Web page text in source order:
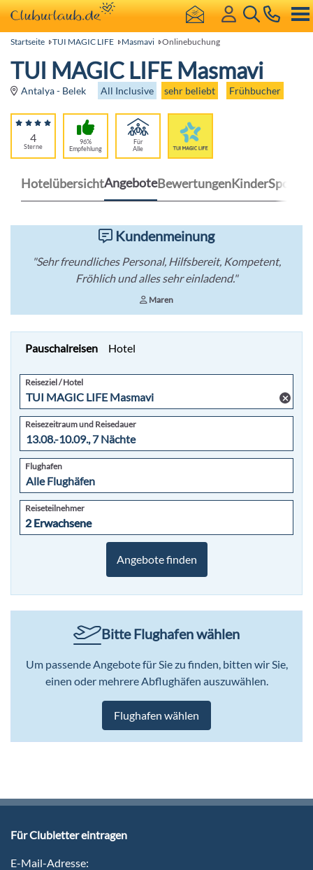
Startseite TUI MAGIC LIFE Masmavi Onlinebuchung
TUI MAGIC LIFE Masmavi
Antalya - Belek All Inclusive sehr beliebt Frühbucher
4
Sterne
96%
Empfehlung
Für
Alle
HotelübersichtAngeboteBewertungenKinderSport
+49
6103-
5969-
Kundenmeinung
"Sehr freundliches Personal, Hilfsbereit, Kompetent,
Fröhlich und alles sehr einladend."
Maren
Pauschalreisen Hotel
Reiseziel / Hotel
Reisezeitraum und Reisedauer
Flughafen
Reiseteilnehmer
2 Erwachsene
2 Erwachsene
Angebote finden
Bitte Flughafen wählen
Um passende Angebote für Sie zu finden, bitten wir Sie,
einen oder mehrere Abflughäfen auszuwählen.
Flughafen wählen
Für Clubletter eintragen
E-Mail-Adresse: